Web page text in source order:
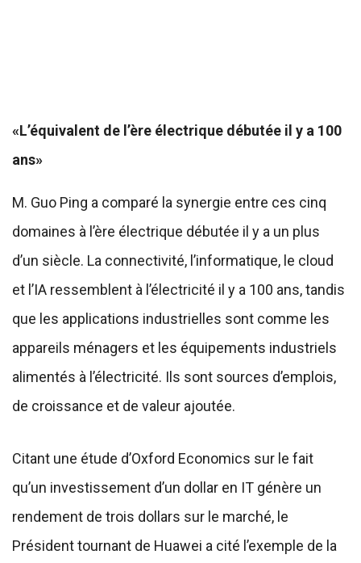
«L’équivalent de l’ère électrique débutée il y a 100
ans»
M. Guo Ping a comparé la synergie entre ces cinq
domaines à l’ère électrique débutée il y a un plus
d’un siècle. La connectivité, l’informatique, le cloud
et l’IA ressemblent à l’électricité il y a 100 ans, tandis
que les applications industrielles sont comme les
appareils ménagers et les équipements industriels
alimentés à l’électricité. Ils sont sources d’emplois,
de croissance et de valeur ajoutée.
Citant une étude d’Oxford Economics sur le fait
qu’un investissement d’un dollar en IT génère un
rendement de trois dollars sur le marché, le
Président tournant de Huawei a cité l’exemple de la